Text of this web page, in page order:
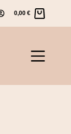
Panier
0,00 €